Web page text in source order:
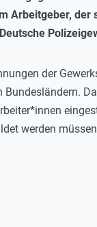
Arbeitgeber, der
der
werden